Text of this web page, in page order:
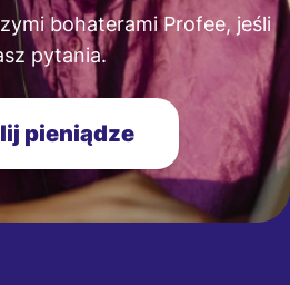
bohaterami Profee, jeśli
pytania.
pieniądze